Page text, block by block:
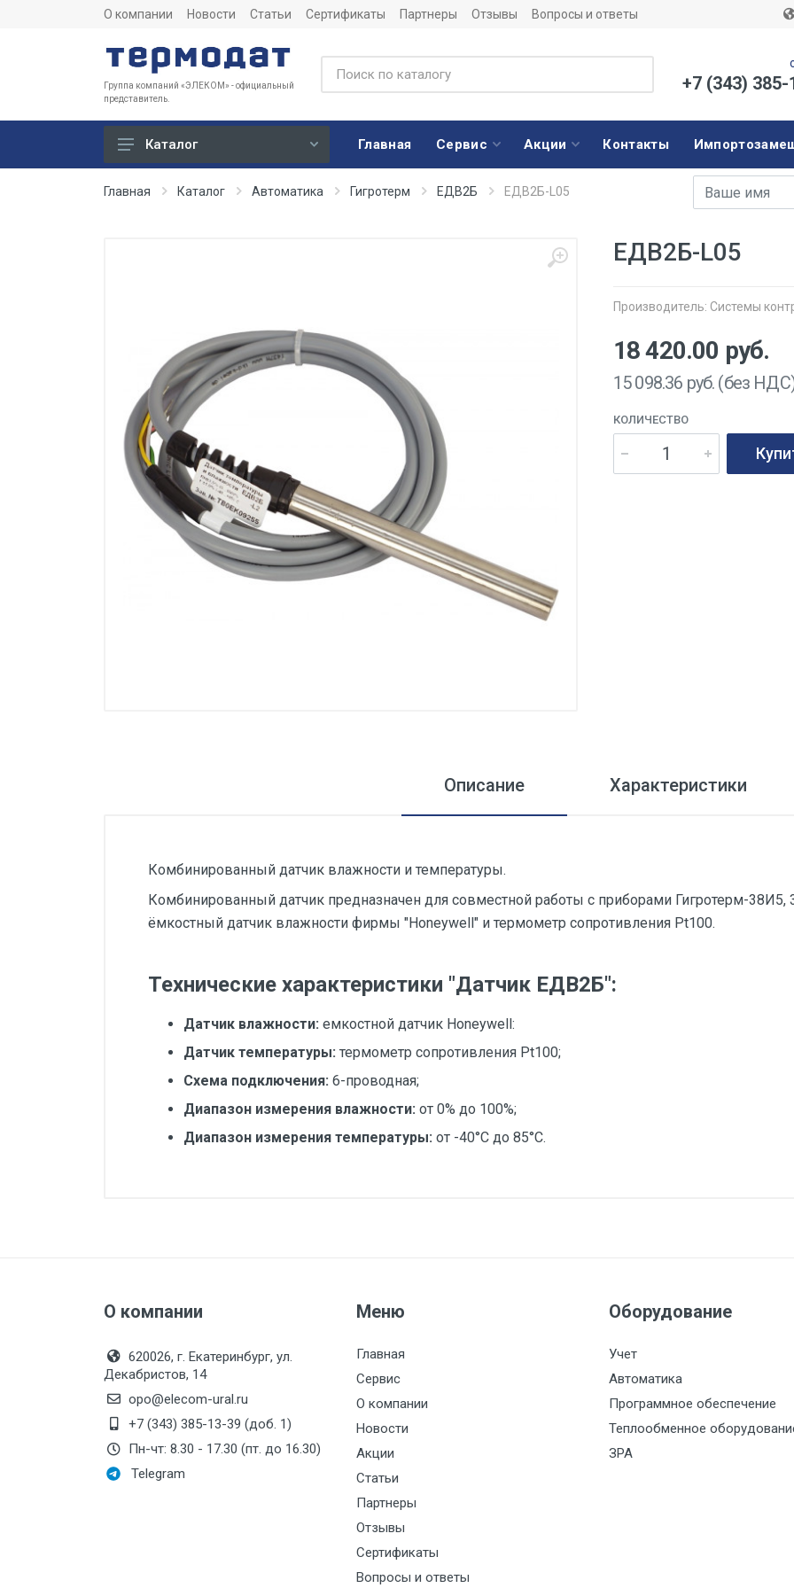
О компании Новости Статьи Сертификаты Партнеры Отзывы Вопросы и ответы
Группа компаний «ЭЛЕКОМ» - официальный
представитель.
+7 (343)
Теплосчетчики
Сервисные устройства
Манометры, термометры
Оборудование для монтажа
Корректоры газов
Сумматоры электроэнергии
Автоматика
Danfoss
Программное обеспечение
Теплообменники ТТАИ
Каталог Главная Сервис Акции Контакты
Главная Каталог Автоматика Гигротерм ЕДВ2Б ЕДВ2Б-L05 Имя
E-mail адрес
ЕДВ2Б-L05
Производитель: Системы
18 420.00 руб.
15 098.36 руб. (без
КОЛИЧЕСТВО
Описание Характеристики
Комбинированный датчик влажности и температуры.
Комбинированный датчик предназначен для совместной работы с приборами Гигротерм-
ёмкостный датчик влажности фирмы "Honeywell" и термометр сопротивления Pt100.
Технические характеристики "Датчик ЕДВ2Б":
Датчик влажности: емкостной датчик Honeywell:
Датчик температуры: термометр сопротивления Pt100;
Схема подключения: 6-проводная;
Диапазон измерения влажности: от 0% до 100%;
Диапазон измерения температуры: от -40°С до 85°С.
Номинальное давление:
Стоимость поверки:
Питание:
О компании
620026, г. Екатеринбург, ул.
Декабристов, 14
opo@elecom-ural.ru
+7 (343) 385-13-39 (доб. 1)
Пн-чт: 8.30 - 17.30 (пт. до 16.30)
Telegram
Меню
Главная
Сервис
О компании
Новости
Акции
Статьи
Партнеры
Отзывы
Сертификаты
Вопросы и ответы
Оборудование
Учет
Автоматика
Программное обеспечение
Теплообменное
ЗРА